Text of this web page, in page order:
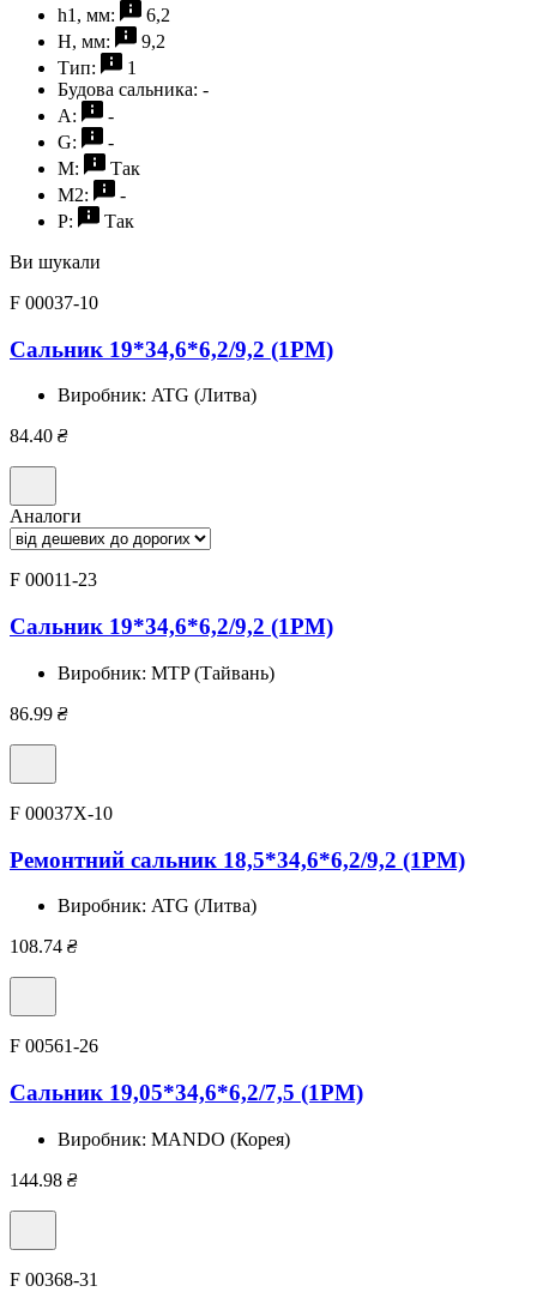
h1, мм:
6,2
H, мм:
9,2
Тип:
1
Будова сальника: -
A:
-
G:
-
M:
Так
M2:
-
P:
Так
Ви шукали
F 00037-10
Сальник 19*34,6*6,2/9,2 (1PM)
Виробник: ATG (Литва)
84.40 ₴
Аналоги
F 00011-23
Сальник 19*34,6*6,2/9,2 (1PM)
Виробник: MTP (Тайвань)
86.99 ₴
F 00037X-10
Ремонтний сальник 18,5*34,6*6,2/9,2 (1PM)
Виробник: ATG (Литва)
108.74 ₴
F 00561-26
Сальник 19,05*34,6*6,2/7,5 (1PM)
Виробник: MANDO (Корея)
144.98 ₴
F 00368-31